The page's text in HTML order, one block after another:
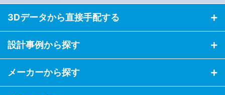
3Dデータから直接手配する
設計事例から探す
メーカーから探す